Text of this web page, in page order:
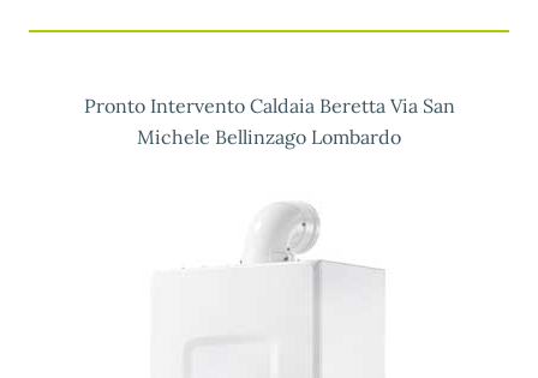
Pronto Intervento Caldaia Beretta Via San
Michele Bellinzago Lombardo